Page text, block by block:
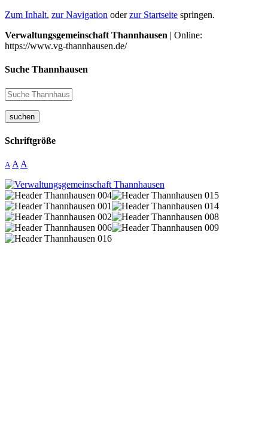
Zum Inhalt, zur Navigation oderzur Startseite springen.
Verwaltungsgemeinschaft Thannhausen | Online:
https://www.vg-thannhausen.de/
Suche Thannhausen
suchen
Schriftgröße
A A A